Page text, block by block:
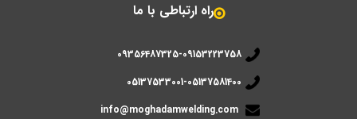
راه ارتباطی با ما
09356487325-09153223758
05137533001-05137581400
info@moghadamwelding.com